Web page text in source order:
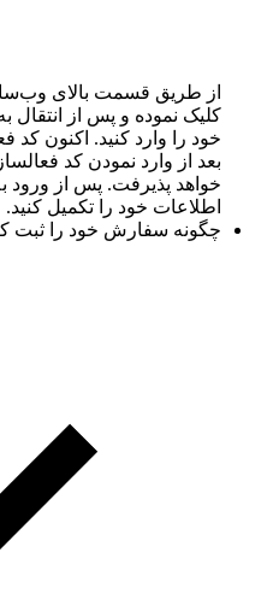
از طریق قسمت بالای
کلیک نموده و پس از انتقال
خود را وارد کنید. اکنون کد
بعد از وارد نمودن کد
خواهد پذیرفت. پس از ورود
اطلاعات خود را تکمیل کنید.
چگونه سفارش خود را ثبت